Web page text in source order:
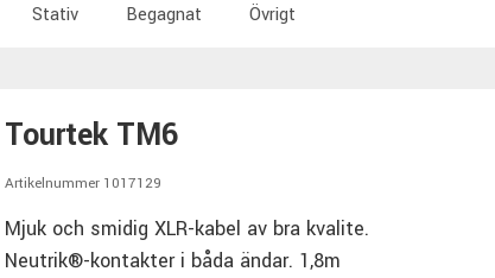
Stativ Begagnat Övrigt
Tourtek TM6
Artikelnummer 1017129
Mjuk och smidig XLR-kabel av bra kvalite.
Neutrik®-kontakter i båda ändar. 1,8m